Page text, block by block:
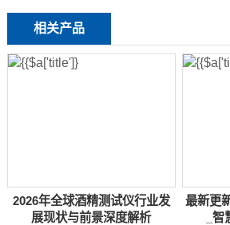
相关产品
2026年全球酒精测试仪行业发
展现状与前景深度解析
最新更
_